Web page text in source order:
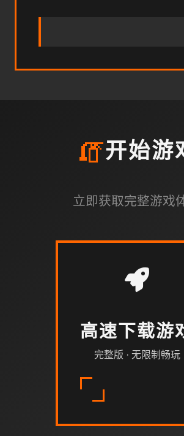
🧯开始游
立即获取完整游戏
高速下载游
完整版 · 无限制畅玩